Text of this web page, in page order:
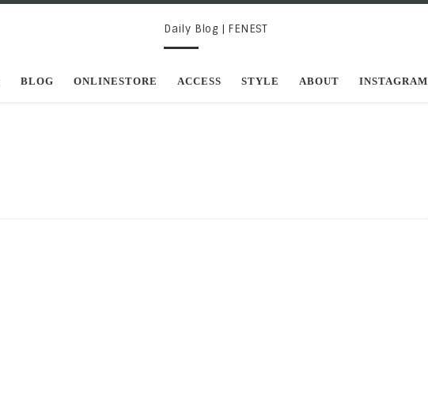
Daily Blog | FENEST
BLOG ONLINESTORE ACCESS STYLE ABOUT INSTAGRAM